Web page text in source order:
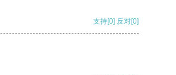
支持[0] 反对[0]